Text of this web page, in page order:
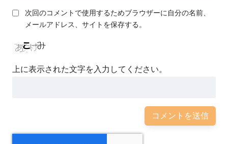
次回のコメントで使用するためブラウザーに自分の名前、
メールアドレス、サイトを保存する。
上に表示された文字を入力してください。